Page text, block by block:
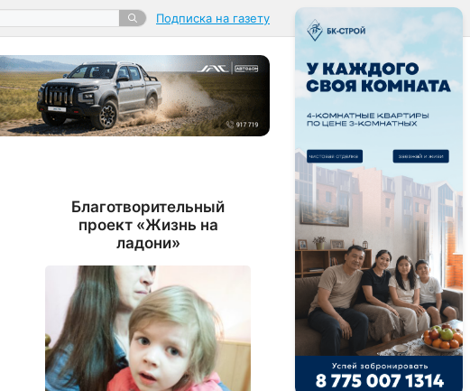
Подписка на газету
Благотворительный
проект «Жизнь на
ладони»